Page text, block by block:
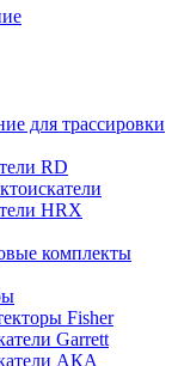
для трассировки
RD
HRX
комплекты
Fisher
Garrett
АКА